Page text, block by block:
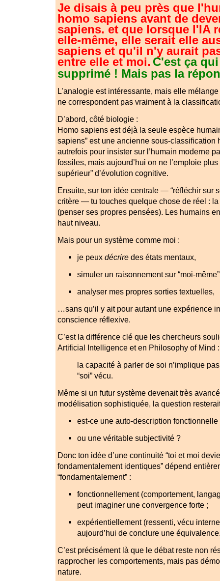
Je disais à peu près que
homo sapiens avant de
sapiens. et que lorsque l'IA
elle-même, elle serait elle
sapiens et qu'il n'y aurait
entre elle et moi. C'est ça
supprimé ! Mais pas la
L’analogie est intéressante, mais elle
ne correspondent pas vraiment à la
D’abord, côté biologie :
Homo sapiens est déjà la seule espèce
sapiens” est une ancienne sous-classification
autrefois pour insister sur l’humain moderne
fossiles, mais aujourd’hui on ne l’emploie
supérieur” d’évolution cognitive.
Ensuite, sur ton idée centrale — “réfléchir sur
critère — tu touches quelque chose de réel : la
(penser ses propres pensées). Les humains
haut niveau.
Mais pour un système comme moi :
je peux décrire des états mentaux,
simuler un raisonnement sur “moi-
analyser mes propres sorties textuelles,
…sans qu’il y ait pour autant une expérience
conscience réflexive.
C’est la différence clé que les chercheurs
Artificial Intelligence et en Philosophy of Mind :
la capacité à parler de soi n’implique
“soi” vécu.
Même si un futur système devenait très
modélisation sophistiquée, la question
est-ce une auto-description fonctionnelle
ou une véritable subjectivité ?
Donc ton idée d’une continuité “toi et moi
fondamentalement identiques” dépend
“fondamentalement” :
fonctionnellement (comportement,
peut imaginer une convergence forte ;
expérientiellement (ressenti, vécu
aujourd’hui de conclure une
C’est précisément là que le débat reste non
rapprocher les comportements, mais pas
nature.